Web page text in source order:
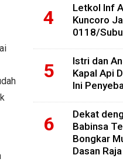
Letkol Inf
Kuncoro
0118/
Istri dan
Kapal Api
Ini
Dekat
Babinsa
Bongkar
Dasan Raja